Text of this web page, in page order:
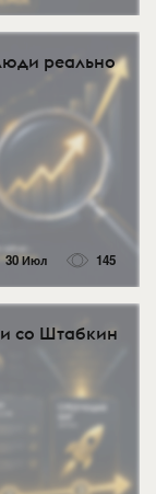
реально
30 Июл 145
со Штабкин